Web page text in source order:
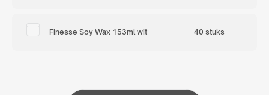
Finesse Soy Wax 153ml wit 40 stuks